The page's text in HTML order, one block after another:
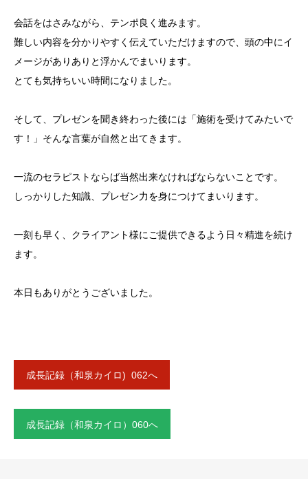
会話をはさみながら、テンポ良く進みます。
難しい内容を分かりやすく伝えていただけますので、頭の中にイ
メージがありありと浮かんでまいります。
とても気持ちいい時間になりました。
そして、プレゼンを聞き終わった後には「施術を受けてみたいで
す！」そんな言葉が自然と出てきます。
一流のセラピストならば当然出来なければならないことです。
しっかりした知識、プレゼン力を身につけてまいります。
一刻も早く、クライアント様にご提供できるよう日々精進を続け
ます。
本日もありがとうございました。
成長記録（和泉カイロ) 062へ
成長記録（和泉カイロ）060へ